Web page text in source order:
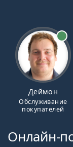
Деймон
Обслуживание
покупателей
Онлайн-